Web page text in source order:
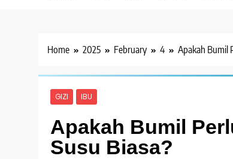
Home 2025 February 4 Apakah Bumil
GIZI IBU
Apakah Bumil
Susu Biasa?